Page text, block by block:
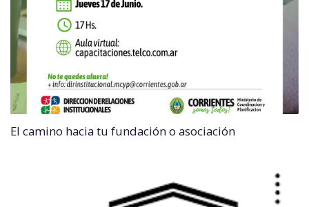
El camino hacia tu fundación o asociación